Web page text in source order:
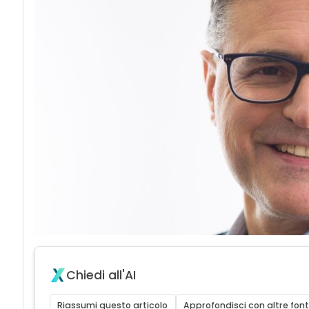
Chiedi all'AI
Riassumi questo articolo Approfondisci con altre